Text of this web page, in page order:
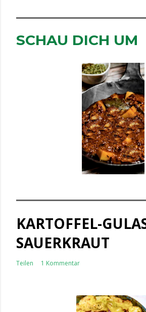
SCHAU DICH UM
KARTOFFEL-
SAUERKRAUT
Teilen 1 Kommentar